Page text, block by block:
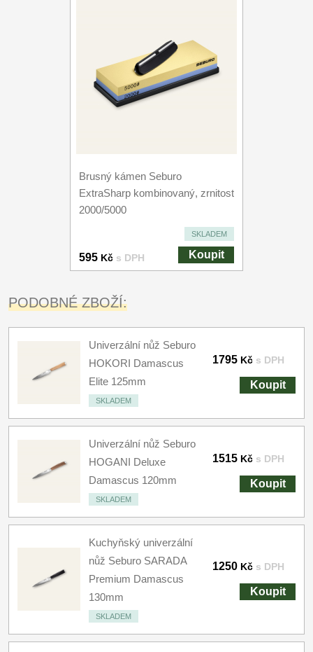
Brusný kámen Seburo
ExtraSharp kombinovaný, zrnitost
2000/5000
SKLADEM
595 Kč s DPH Koupit
PODOBNÉ ZBOŽÍ:
Univerzální nůž Seburo
HOKORI Damascus
Elite 125mm
SKLADEM
1795 Kč s DPH
Koupit
Univerzální nůž Seburo
HOGANI Deluxe
Damascus 120mm
SKLADEM
1515 Kč s DPH
Koupit
Kuchyňský univerzální
nůž Seburo SARADA
Premium Damascus
130mm
SKLADEM
1250 Kč s DPH
Koupit